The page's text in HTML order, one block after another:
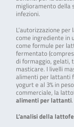
miglioramento della
infezioni.
L’autorizzazione
come ingrediente in
come formule per
fermentato
di formaggio, gelati,
masticare. I livelli
alimenti per lattanti
yogurt e al 3% in
commerciale, la
alimenti per lattanti.
L’analisi della